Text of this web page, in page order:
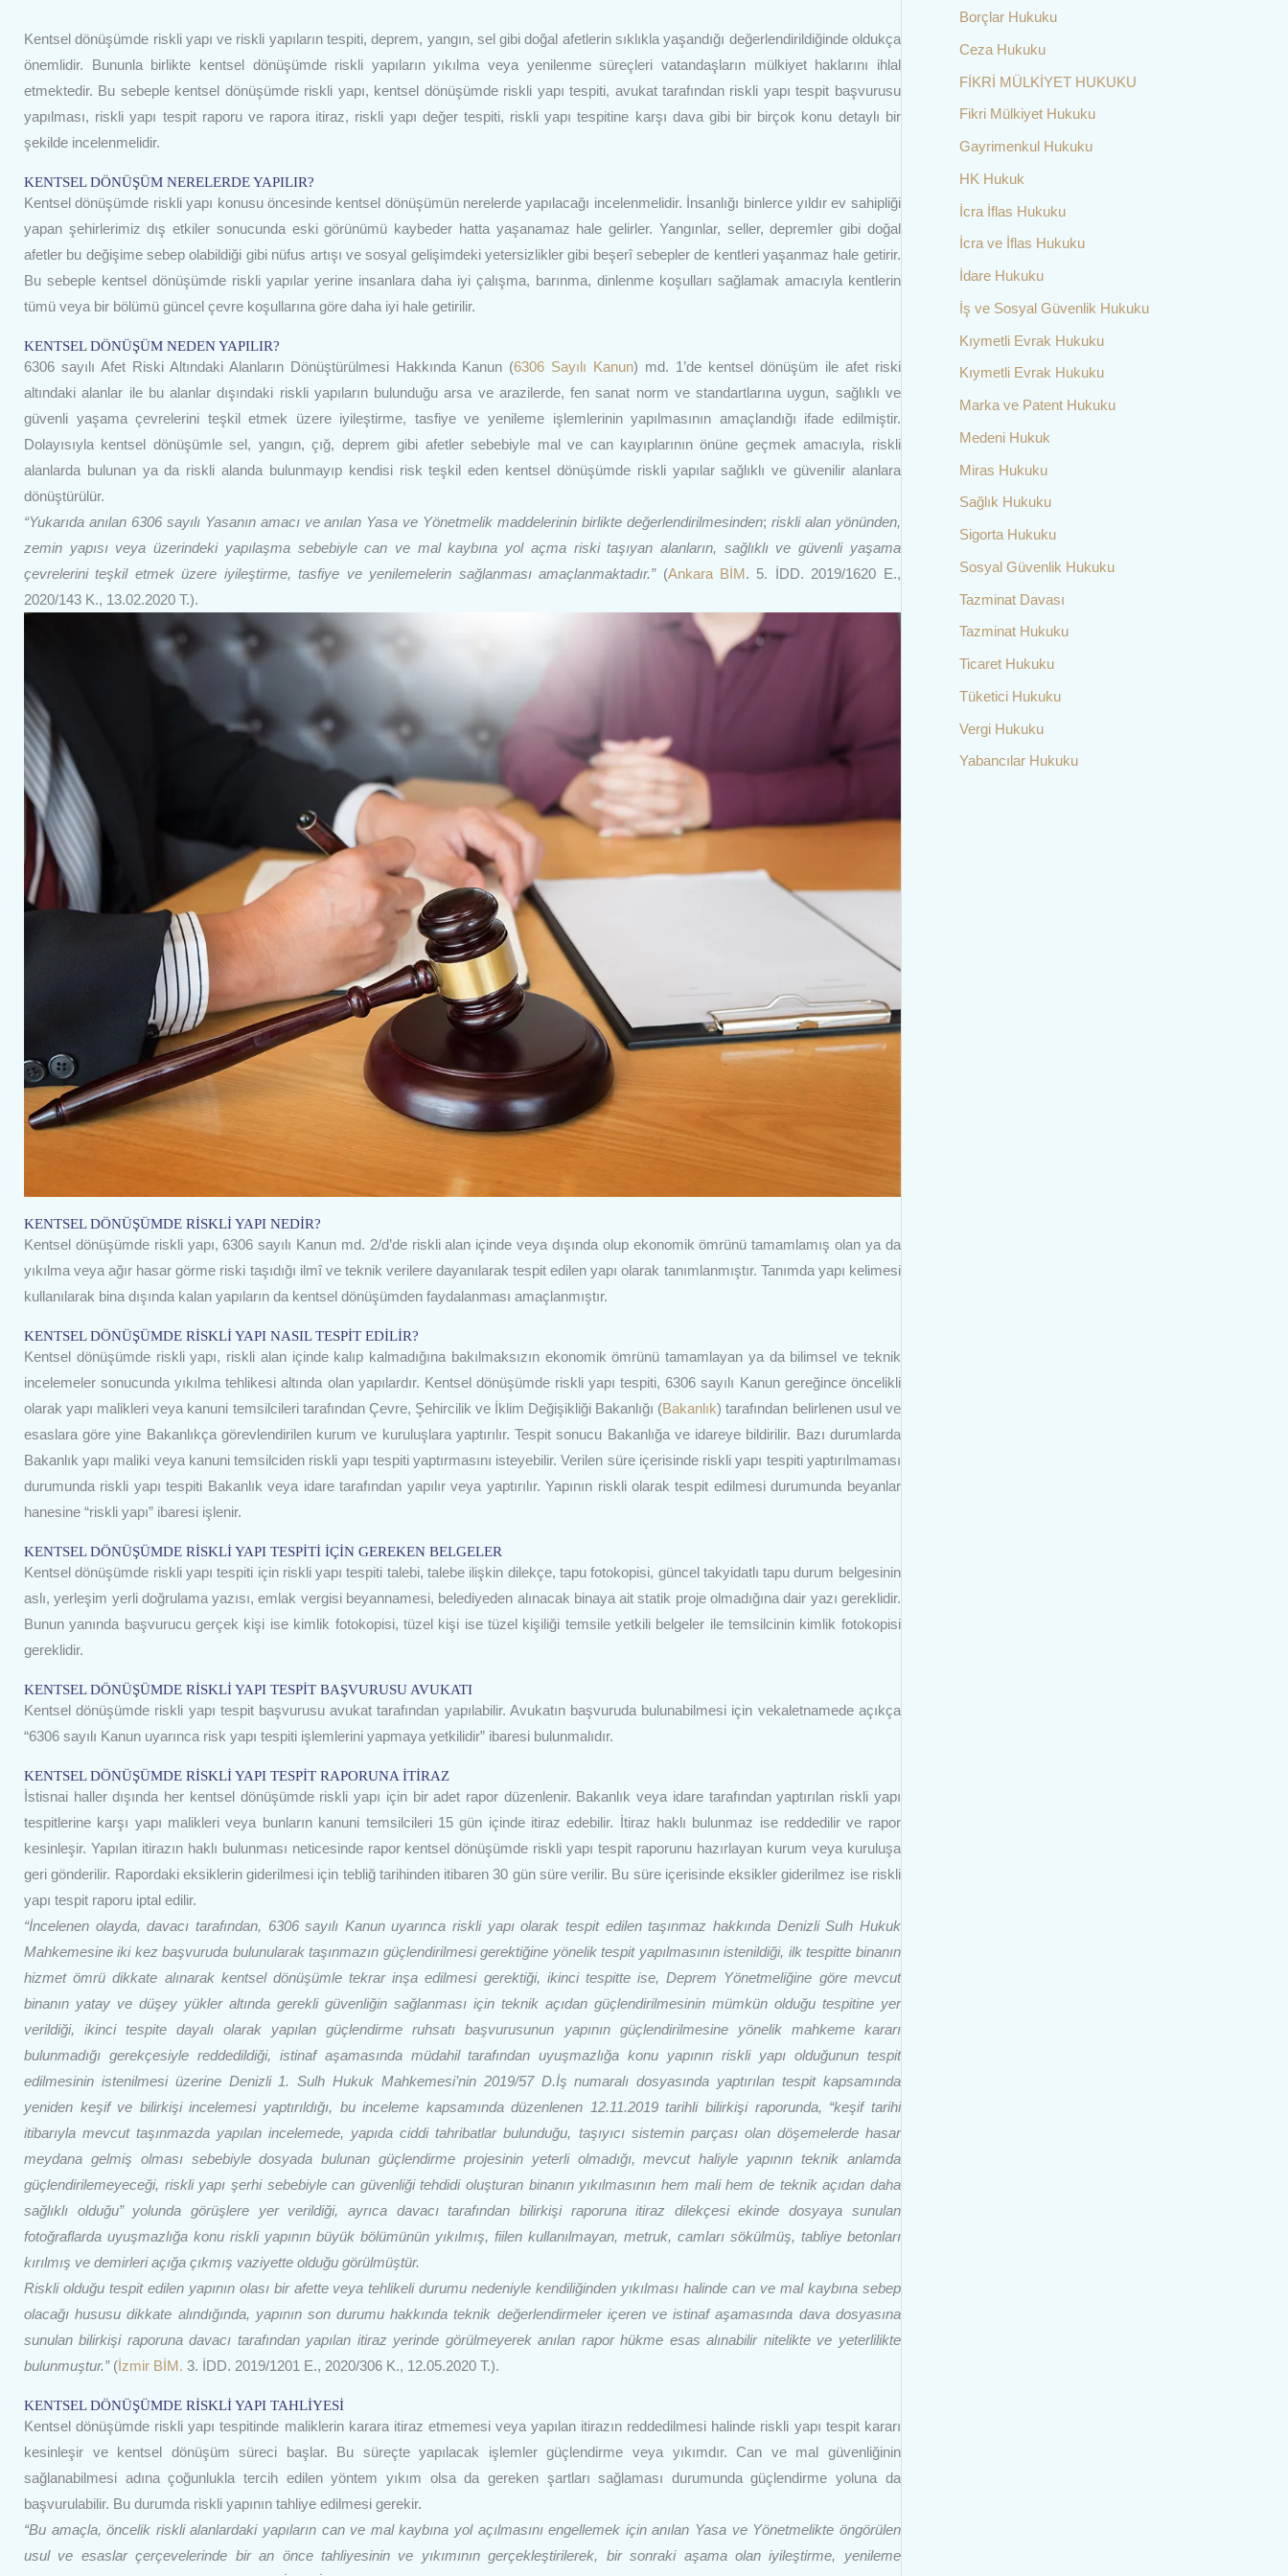
Kentsel dönüşümde riskli yapı ve riskli yapıların tespiti, deprem, yangın, sel gibi doğal afetlerin sıklıkla yaşandığı değerlendirildiğinde oldukça
önemlidir. Bununla birlikte kentsel dönüşümde riskli yapıların yıkılma veya yenilenme süreçleri vatandaşların mülkiyet haklarını ihlal
etmektedir. Bu sebeple kentsel dönüşümde riskli yapı, kentsel dönüşümde riskli yapı tespiti, avukat tarafından riskli yapı tespit başvurusu
yapılması, riskli yapı tespit raporu ve rapora itiraz, riskli yapı değer tespiti, riskli yapı tespitine karşı dava gibi bir birçok konu detaylı bir
şekilde incelenmelidir.
KENTSEL DÖNÜŞÜM NERELERDE YAPILIR?
Kentsel dönüşümde riskli yapı konusu öncesinde kentsel dönüşümün nerelerde yapılacağı incelenmelidir. İnsanlığı binlerce yıldır ev sahipliği
yapan şehirlerimiz dış etkiler sonucunda eski görünümü kaybeder hatta yaşanamaz hale gelirler. Yangınlar, seller, depremler gibi doğal
afetler bu değişime sebep olabildiği gibi nüfus artışı ve sosyal gelişimdeki yetersizlikler gibi beşerî sebepler de kentleri yaşanmaz hale getirir.
Bu sebeple kentsel dönüşümde riskli yapılar yerine insanlara daha iyi çalışma, barınma, dinlenme koşulları sağlamak amacıyla kentlerin
tümü veya bir bölümü güncel çevre koşullarına göre daha iyi hale getirilir.
KENTSEL DÖNÜŞÜM NEDEN YAPILIR?
6306 sayılı Afet Riski Altındaki Alanların Dönüştürülmesi Hakkında Kanun (6306 Sayılı Kanun) md. 1’de kentsel dönüşüm ile afet riski
altındaki alanlar ile bu alanlar dışındaki riskli yapıların bulunduğu arsa ve arazilerde, fen sanat norm ve standartlarına uygun, sağlıklı ve
güvenli yaşama çevrelerini teşkil etmek üzere iyileştirme, tasfiye ve yenileme işlemlerinin yapılmasının amaçlandığı ifade edilmiştir.
Dolayısıyla kentsel dönüşümle sel, yangın, çığ, deprem gibi afetler sebebiyle mal ve can kayıplarının önüne geçmek amacıyla, riskli
alanlarda bulunan ya da riskli alanda bulunmayıp kendisi risk teşkil eden kentsel dönüşümde riskli yapılar sağlıklı ve güvenilir alanlara
dönüştürülür.
“Yukarıda anılan 6306 sayılı Yasanın amacı ve anılan Yasa ve Yönetmelik maddelerinin birlikte değerlendirilmesinden; riskli alan yönünden,
zemin yapısı veya üzerindeki yapılaşma sebebiyle can ve mal kaybına yol açma riski taşıyan alanların, sağlıklı ve güvenli yaşama
çevrelerini teşkil etmek üzere iyileştirme, tasfiye ve yenilemelerin sağlanması amaçlanmaktadır.” (Ankara BİM . 5. İDD. 2019/1620 E.,
2020/143 K., 13.02.2020 T.).
KENTSEL DÖNÜŞÜMDE RİSKLİ YAPI NEDİR?
Kentsel dönüşümde riskli yapı, 6306 sayılı Kanun md. 2/d’de riskli alan içinde veya dışında olup ekonomik ömrünü tamamlamış olan ya da
yıkılma veya ağır hasar görme riski taşıdığı ilmî ve teknik verilere dayanılarak tespit edilen yapı olarak tanımlanmıştır. Tanımda yapı kelimesi
kullanılarak bina dışında kalan yapıların da kentsel dönüşümden faydalanması amaçlanmıştır.
KENTSEL DÖNÜŞÜMDE RİSKLİ YAPI NASIL TESPİT EDİLİR?
Kentsel dönüşümde riskli yapı, riskli alan içinde kalıp kalmadığına bakılmaksızın ekonomik ömrünü tamamlayan ya da bilimsel ve teknik
incelemeler sonucunda yıkılma tehlikesi altında olan yapılardır. Kentsel dönüşümde riskli yapı tespiti, 6306 sayılı Kanun gereğince öncelikli
olarak yapı malikleri veya kanuni temsilcileri tarafından Çevre, Şehircilik ve İklim Değişikliği Bakanlığı (Bakanlık) tarafından belirlenen usul ve
esaslara göre yine Bakanlıkça görevlendirilen kurum ve kuruluşlara yaptırılır. Tespit sonucu Bakanlığa ve idareye bildirilir. Bazı durumlarda
Bakanlık yapı maliki veya kanuni temsilciden riskli yapı tespiti yaptırmasını isteyebilir. Verilen süre içerisinde riskli yapı tespiti yaptırılmaması
durumunda riskli yapı tespiti Bakanlık veya idare tarafından yapılır veya yaptırılır. Yapının riskli olarak tespit edilmesi durumunda beyanlar
hanesine “riskli yapı” ibaresi işlenir.
KENTSEL DÖNÜŞÜMDE RİSKLİ YAPI TESPİTİ İÇİN GEREKEN BELGELER
Kentsel dönüşümde riskli yapı tespiti için riskli yapı tespiti talebi, talebe ilişkin dilekçe, tapu fotokopisi, güncel takyidatlı tapu durum belgesinin
aslı, yerleşim yerli doğrulama yazısı, emlak vergisi beyannamesi, belediyeden alınacak binaya ait statik proje olmadığına dair yazı gereklidir.
Bunun yanında başvurucu gerçek kişi ise kimlik fotokopisi, tüzel kişi ise tüzel kişiliği temsile yetkili belgeler ile temsilcinin kimlik fotokopisi
gereklidir.
KENTSEL DÖNÜŞÜMDE RİSKLİ YAPI TESPİT BAŞVURUSU AVUKATI
Kentsel dönüşümde riskli yapı tespit başvurusu avukat tarafından yapılabilir. Avukatın başvuruda bulunabilmesi için vekaletnamede açıkça
“6306 sayılı Kanun uyarınca risk yapı tespiti işlemlerini yapmaya yetkilidir” ibaresi bulunmalıdır.
KENTSEL DÖNÜŞÜMDE RİSKLİ YAPI TESPİT RAPORUNA İTİRAZ
İstisnai haller dışında her kentsel dönüşümde riskli yapı için bir adet rapor düzenlenir. Bakanlık veya idare tarafından yaptırılan riskli yapı
tespitlerine karşı yapı malikleri veya bunların kanuni temsilcileri 15 gün içinde itiraz edebilir. İtiraz haklı bulunmaz ise reddedilir ve rapor
kesinleşir. Yapılan itirazın haklı bulunması neticesinde rapor kentsel dönüşümde riskli yapı tespit raporunu hazırlayan kurum veya kuruluşa
geri gönderilir. Rapordaki eksiklerin giderilmesi için tebliğ tarihinden itibaren 30 gün süre verilir. Bu süre içerisinde eksikler giderilmez ise riskli
yapı tespit raporu iptal edilir.
“İncelenen olayda, davacı tarafından, 6306 sayılı Kanun uyarınca riskli yapı olarak tespit edilen taşınmaz hakkında Denizli Sulh Hukuk
Mahkemesine iki kez başvuruda bulunularak taşınmazın güçlendirilmesi gerektiğine yönelik tespit yapılmasının istenildiği, ilk tespitte binanın
hizmet ömrü dikkate alınarak kentsel dönüşümle tekrar inşa edilmesi gerektiği, ikinci tespitte ise, Deprem Yönetmeliğine göre mevcut
binanın yatay ve düşey yükler altında gerekli güvenliğin sağlanması için teknik açıdan güçlendirilmesinin mümkün olduğu tespitine yer
verildiği, ikinci tespite dayalı olarak yapılan güçlendirme ruhsatı başvurusunun yapının güçlendirilmesine yönelik mahkeme kararı
bulunmadığı gerekçesiyle reddedildiği, istinaf aşamasında müdahil tarafından uyuşmazlığa konu yapının riskli yapı olduğunun tespit
edilmesinin istenilmesi üzerine Denizli 1. Sulh Hukuk Mahkemesi’nin 2019/57 D.İş numaralı dosyasında yaptırılan tespit kapsamında
yeniden keşif ve bilirkişi incelemesi yaptırıldığı, bu inceleme kapsamında düzenlenen 12.11.2019 tarihli bilirkişi raporunda, “keşif tarihi
itibarıyla mevcut taşınmazda yapılan incelemede, yapıda ciddi tahribatlar bulunduğu, taşıyıcı sistemin parçası olan döşemelerde hasar
meydana gelmiş olması sebebiyle dosyada bulunan güçlendirme projesinin yeterli olmadığı, mevcut haliyle yapının teknik anlamda
güçlendirilemeyeceği, riskli yapı şerhi sebebiyle can güvenliği tehdidi oluşturan binanın yıkılmasının hem mali hem de teknik açıdan daha
sağlıklı olduğu” yolunda görüşlere yer verildiği, ayrıca davacı tarafından bilirkişi raporuna itiraz dilekçesi ekinde dosyaya sunulan
fotoğraflarda uyuşmazlığa konu riskli yapının büyük bölümünün yıkılmış, fiilen kullanılmayan, metruk, camları sökülmüş, tabliye betonları
kırılmış ve demirleri açığa çıkmış vaziyette olduğu görülmüştür.
Riskliolduğu tespit edilen yapının olası bir afette veya tehlikeli durumu nedeniyle kendiliğinden yıkılması halinde can ve mal kaybına sebep
olacağı hususu dikkate alındığında, yapının son durumu hakkında teknik değerlendirmeler içeren ve istinaf aşamasında dava dosyasına
sunulan bilirkişi raporuna davacı tarafından yapılan itiraz yerinde görülmeyerek anılan rapor hükme esas alınabilir nitelikte ve yeterlilikte
bulunmuştur.” (İzmir BİM. 3. İDD. 2019/1201 E., 2020/306 K., 12.05.2020 T.).
KENTSEL DÖNÜŞÜMDE RİSKLİ YAPI TAHLİYESİ
Kentsel dönüşümde riskli yapı tespitinde maliklerin karara itiraz etmemesi veya yapılan itirazın reddedilmesi halinde riskli yapı tespit kararı
kesinleşir ve kentsel dönüşüm süreci başlar. Bu süreçte yapılacak işlemler güçlendirme veya yıkımdır. Can ve mal güvenliğinin
sağlanabilmesi adına çoğunlukla tercih edilen yöntem yıkım olsa da gereken şartları sağlaması durumunda güçlendirme yoluna da
başvurulabilir. Bu durumda riskli yapının tahliye edilmesi gerekir.
“Bu amaçla, öncelik riskli alanlardaki yapıların can ve mal kaybına yol açılmasını engellemek için anılan Yasa ve Yönetmelikte öngörülen
usul ve esaslar çerçevelerinde bir an önce tahliyesinin ve yıkımının gerçekleştirilerek, bir sonraki aşama olan iyileştirme, yenileme
Borçlar Hukuku
Ceza Hukuku
FİKRİ MÜLKİYET HUKUKU
Fikri Mülkiyet Hukuku
Gayrimenkul Hukuku
HK Hukuk
İcra İflas Hukuku
İcra ve İflas Hukuku
İdare Hukuku
İş ve Sosyal Güvenlik Hukuku
Kıymetli Evrak Hukuku
Kıymetli Evrak Hukuku
Marka ve Patent Hukuku
Medeni Hukuk
Miras Hukuku
Sağlık Hukuku
Sigorta Hukuku
Sosyal Güvenlik Hukuku
Tazminat Davası
Tazminat Hukuku
Ticaret Hukuku
Tüketici Hukuku
Vergi Hukuku
Yabancılar Hukuku